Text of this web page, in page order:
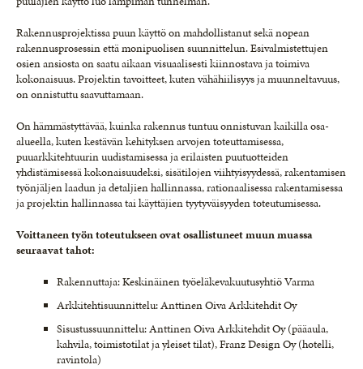
Rakennusprojektissa puun käyttö on mahdollistanut sekä nopean
rakennusprosessin että monipuolisen suunnittelun. Esivalmistettujen
osien ansiosta on saatu aikaan visuaalisesti kiinnostava ja toimiva
kokonaisuus. Projektin tavoitteet, kuten vähähiilisyys ja muunneltavuus,
on onnistuttu saavuttamaan.
On hämmästyttävää, kuinka rakennus tuntuu onnistuvan kaikilla osa-
alueella, kuten kestävän kehityksen arvojen toteuttamisessa,
puuarkkitehtuurin uudistamisessa ja erilaisten puutuotteiden
yhdistämisessä kokonaisuudeksi, sisätilojen viihtyisyydessä, rakentamisen
työnjäljen laadun ja detaljien hallinnassa, rationaalisessa rakentamisessa
ja projektin hallinnassa tai käyttäjien tyytyväisyyden toteutumisessa.
Voittaneen työn toteutukseen ovat osallistuneet muun muassa
seuraavat tahot:
Rakennuttaja: Keskinäinen työeläkevakuutusyhtiö Varma
Arkkitehtisuunnittelu: Anttinen Oiva Arkkitehdit Oy
Sisustussuunnittelu: Anttinen Oiva Arkkitehdit Oy (pääaula,
kahvila, toimistotilat ja yleiset tilat), Franz Design Oy (hotelli,
ravintola)